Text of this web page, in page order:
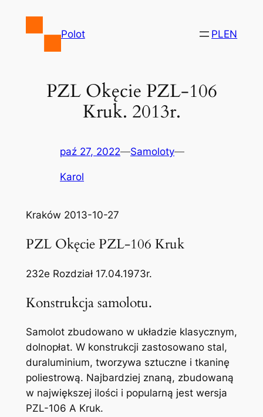
Polot PLEN
PZL Okęcie PZL-106
Kruk. 2013r.
paź 27, 2022—Samoloty—
Karol
Kraków 2013-10-27
PZL Okęcie PZL-106 Kruk
232e Rozdział 17.04.1973r.
Konstrukcja samolotu.
Samolot zbudowano w układzie klasycznym,
dolnopłat. W konstrukcji zastosowano stal,
duraluminium, tworzywa sztuczne i tkaninę
poliestrową. Najbardziej znaną, zbudowaną
w największej ilości i popularną jest wersja
PZL-106 A Kruk.